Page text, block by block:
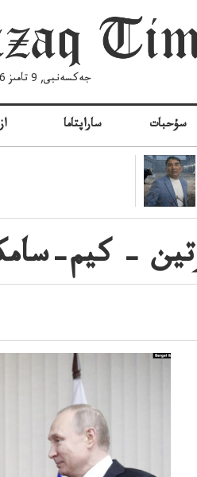
جەكسەنبى, 9 تامىز 2026
ساراپتاما سۇحبات
–